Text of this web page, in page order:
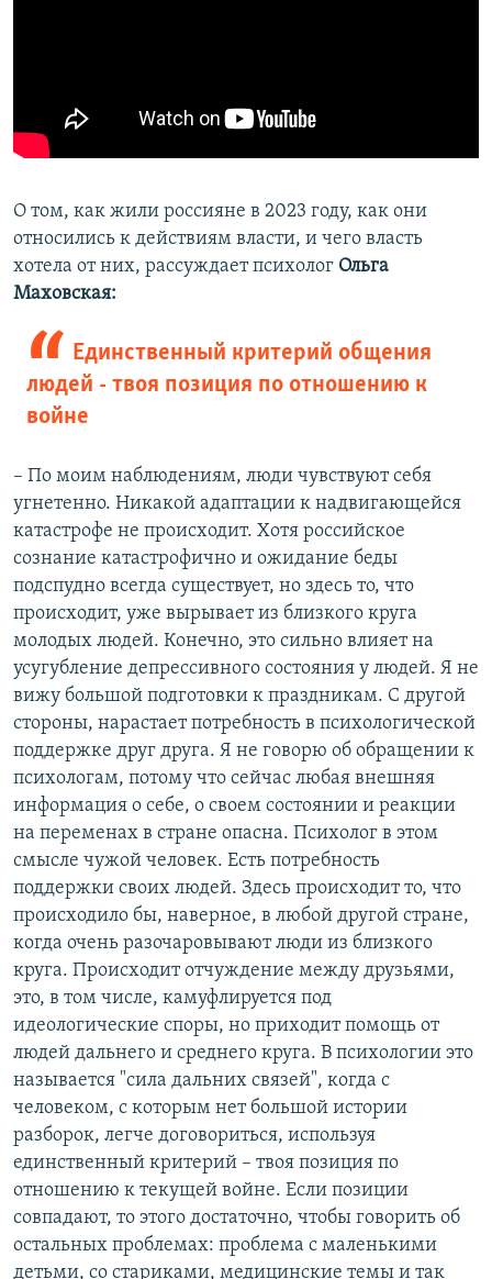
О том, как жили россияне в 2023 году, как они
относились к действиям власти, и чего власть
хотела от них, рассуждает психолог Ольга
Маховская:
Единственный критерий общения
людей - твоя позиция по отношению к
войне
– По моим наблюдениям, люди чувствуют себя
угнетенно. Никакой адаптации к надвигающейся
катастрофе не происходит. Хотя российское
сознание катастрофично и ожидание беды
подспудно всегда существует, но здесь то, что
происходит, уже вырывает из близкого круга
молодых людей. Конечно, это сильно влияет на
усугубление депрессивного состояния у людей. Я не
вижу большой подготовки к праздникам. С другой
стороны, нарастает потребность в психологической
поддержке друг друга. Я не говорю об обращении к
психологам, потому что сейчас любая внешняя
информация о себе, о своем состоянии и реакции
на переменах в стране опасна. Психолог в этом
смысле чужой человек. Есть потребность
поддержки своих людей. Здесь происходит то, что
происходило бы, наверное, в любой другой стране,
когда очень разочаровывают люди из близкого
круга. Происходит отчуждение между друзьями,
это, в том числе, камуфлируется под
идеологические споры, но приходит помощь от
людей дальнего и среднего круга. В психологии это
называется "сила дальних связей", когда с
человеком, с которым нет большой истории
разборок, легче договориться, используя
единственный критерий – твоя позиция по
отношению к текущей войне. Если позиции
совпадают, то этого достаточно, чтобы говорить об
остальных проблемах: проблема с маленькими
детьми, со стариками, медицинские темы и так